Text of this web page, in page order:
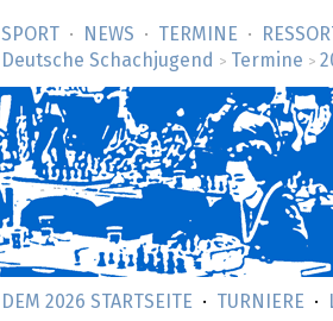
SPORT NEWS TERMINE
Deutsche Schachjugend
> Termine >
DEM 2026 STARTSEITE TURNIERE